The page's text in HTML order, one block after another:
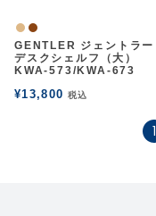
ナチュラル
ウォルナット
GENTLER ジェントラー
デスクシェルフ（大）
KWA-573/KWA-673
¥13,800 税込
1